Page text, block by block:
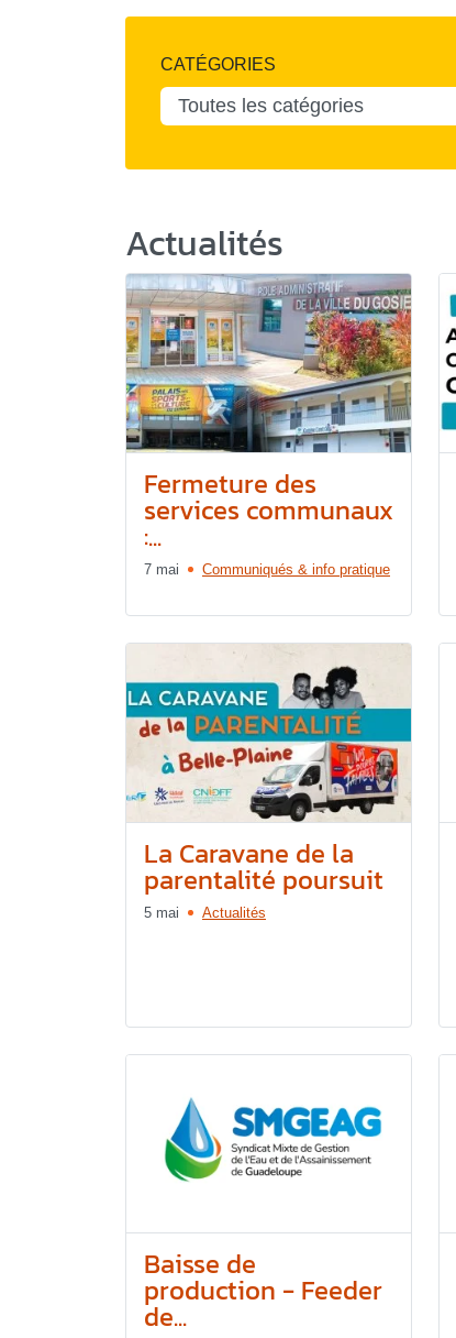
CATÉGORIES
Actualités
Fermeture des
services communaux
:...
7 mai Communiqués & info pratique
La Caravane de la
parentalité poursuit
5 mai Actualités
Baisse de
production - Feeder
de...